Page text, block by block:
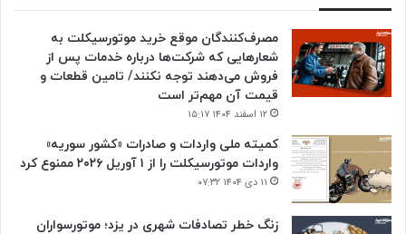
مصرف‌کنندگان موقع خرید موتورسیکلت به
شعارهایی که شرکت‌ها درباره خدمات پس از
فروش می‌دهند توجه نکنند/ تامین قطعات و
قیمت آن مهم‌تر است
۱۲ اسفند ۱۴۰۴ ۱۵:۱۷
کمیته ملی واردات و صادرات «کشور سوریه»
واردات موتورسیکلت را از ۱ آوریل ۲۰۲۶ ممنوع کرد
۱۱ دی ۱۴۰۴ ۰۷:۳۲
زنگ خطر تصادفات شهری در یزد؛ موتورسواران